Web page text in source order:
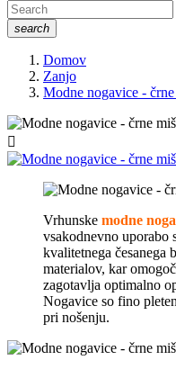
search
Domov
Zanjo
Modne nogavice -

Vrhunske modne
vsakodnevno uporabo
kvalitetnega česanega
materialov, kar
zagotavlja optimalno
Nogavice so fino
pri nošenju.